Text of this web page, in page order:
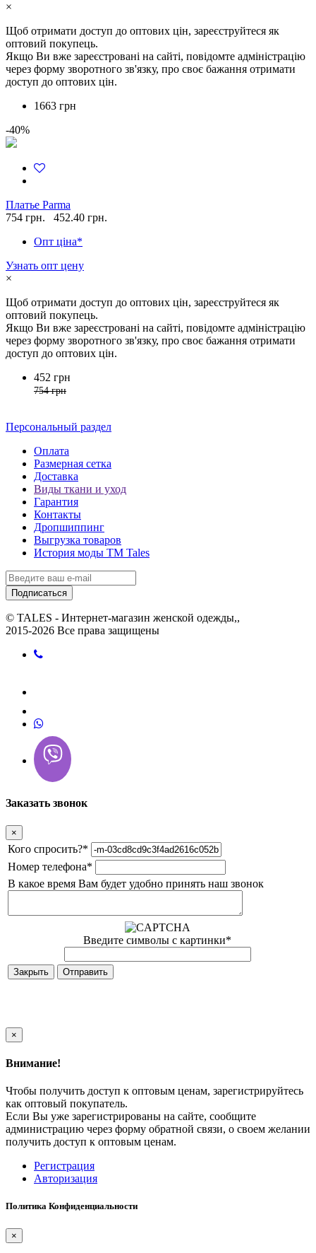
×
Щоб отримати доступ до оптових цін, зареєструйтеся як
оптовий покупець.
Якщо Ви вже зареєстровані на сайті, повідомте адміністрацію
через форму зворотного зв'язку, про своє бажання отримати
доступ до оптових цін.
1663 грн
-40%
Платье Parma
754 грн.
452.40 грн.
Опт ціна*
Узнать опт цену
×
Щоб отримати доступ до оптових цін, зареєструйтеся як
оптовий покупець.
Якщо Ви вже зареєстровані на сайті, повідомте адміністрацію
через форму зворотного зв'язку, про своє бажання отримати
доступ до оптових цін.
452 грн
754 грн
Персональный раздел
Оплата
Размерная сетка
Доставка
Виды ткани и уход
Гарантия
Контакты
Дропшиппинг
Выгрузка товаров
История моды ТМ Tales
Подписаться
© TALES - Интернет-магазин женской одежды,,
2015-2026 Все права защищены
Заказать звонок
×
Кого спросить?*
Номер телефона*
В какое время Вам будет удобно принять наш звонок
Введите символы с картинки*
Закрыть
×
Внимание!
Чтобы получить доступ к оптовым ценам, зарегистрируйтесь
как оптовый покупатель.
Если Вы уже зарегистрированы на сайте, сообщите
администрацию через форму обратной связи, о своем желании
получить доступ к оптовым ценам.
Регистрация
Авторизация
Политика Конфиденциальности
×